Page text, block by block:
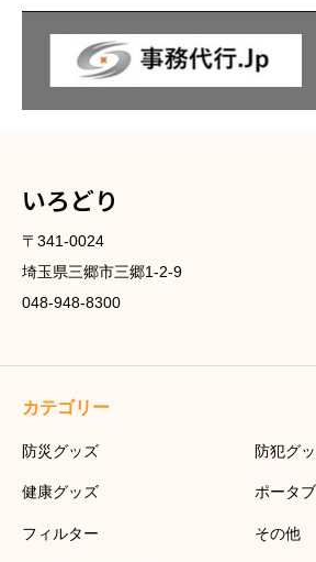
いろどり
〒341-0024
埼玉県三郷市三郷1-2-9
048-948-8300
カテゴリー
防災グッズ 防犯グ
健康グッズ ポータ
フィルター その他